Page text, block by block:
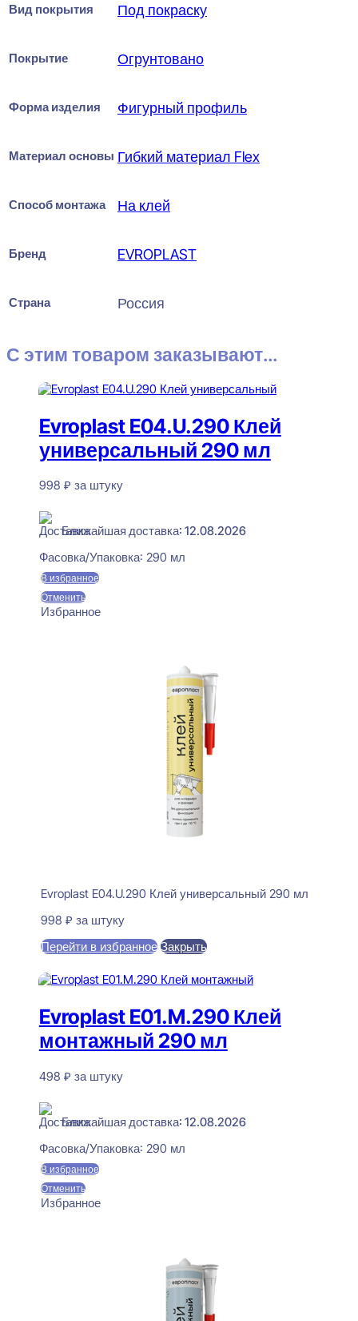
Вид покрытия Под покраску
Покрытие Огрунтовано
Форма изделия Фигурный профиль
Материал основы Гибкий материал Flex
Способ монтажа На клей
Бренд EVROPLAST
Страна Россия
С этим товаром заказывают...
Evroplast E04.U.290 Клей
универсальный 290 мл
998 ₽ за штуку
Ближайшая доставка: 12.08.2026
Фасовка/Упаковка: 290 мл
В избранное
Отменить
Избранное
Evroplast E04.U.290 Клей универсальный 290 мл
998 ₽ за штуку
Перейти в избранное Закрыть
Evroplast E01.M.290 Клей
монтажный 290 мл
498 ₽ за штуку
Ближайшая доставка: 12.08.2026
Фасовка/Упаковка: 290 мл
В избранное
Отменить
Избранное